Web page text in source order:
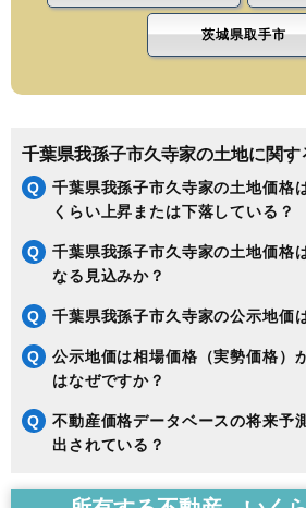
茨城県取手市
千葉県我孫子市久寺家の土地に関す
Q
千葉県我孫子市久寺家の土地価格
くらい上昇または下落している？
Q
千葉県我孫子市久寺家の土地価格
なる見込みか？
Q 千葉県我孫子市久寺家の公示地価
Q
公示地価は相場価格（実勢価格）
はなぜですか？
Q
不動産価格データベースの将来予
出されている？